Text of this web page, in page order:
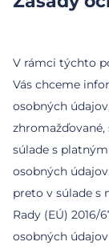
V rámci týchto
Vás chceme
osobných
zhromažďované,
súlade s
osobných
preto v súlade s
Rady (EÚ) 2016/
osobných